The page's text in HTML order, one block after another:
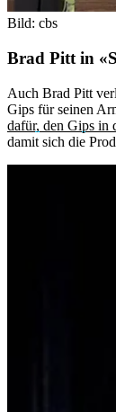
Bild: cbs
Brad Pitt in
Auch Brad Pitt
Gips für seinen
dafür, den Gips in
damit sich die